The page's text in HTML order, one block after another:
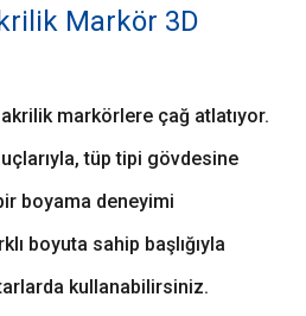
Markör 3D
markörlere çağ atlatıyor.
tüp tipi gövdesine
boyama deneyimi
boyuta sahip başlığıyla
kullanabilirsiniz.